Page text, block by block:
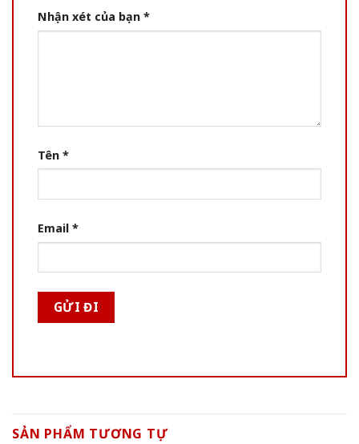
Nhận xét của bạn *
Tên *
Email *
SẢN PHẨM TƯƠNG TỰ